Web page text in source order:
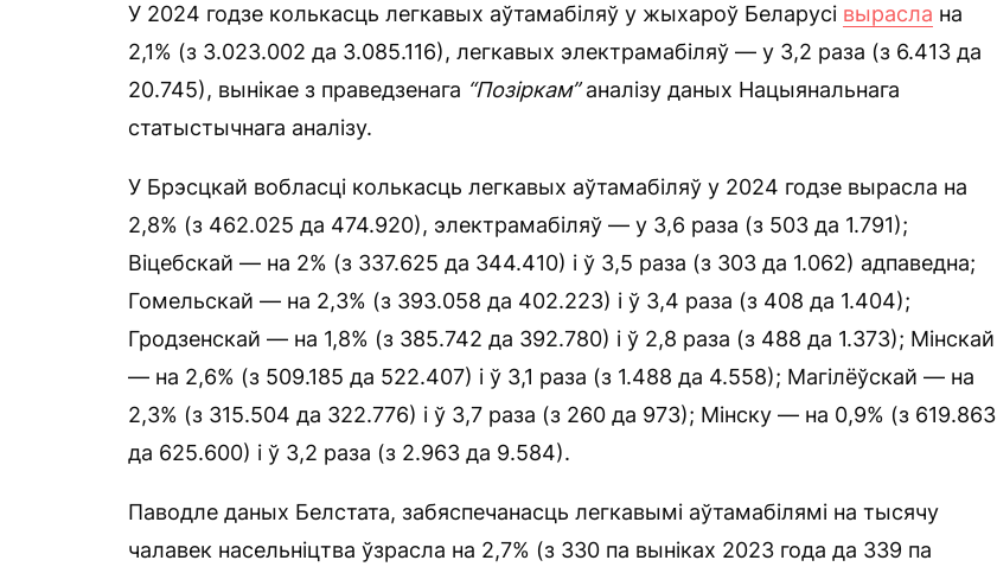
У 2024 годзе колькасць легкавых аўтамабіляў у жыхароў Беларусі вырасла на
2,1% (з 3.023.002 да 3.085.116), легкавых электрамабіляў — у 3,2 раза (з 6.413 да
20.745), вынікае з праведзенага “Позіркам”аналізу даных Нацыянальнага
статыстычнага аналізу.
У Брэсцкай вобласці колькасць легкавых аўтамабіляў у 2024 годзе вырасла на
2,8% (з 462.025 да 474.920), электрамабіляў — у 3,6 раза (з 503 да 1.791);
Віцебскай — на 2% (з 337.625 да 344.410) і ў 3,5 раза (з 303 да 1.062) адпаведна;
Гомельскай — на 2,3% (з 393.058 да 402.223) і ў 3,4 раза (з 408 да 1.404);
Гродзенскай — на 1,8% (з 385.742 да 392.780) і ў 2,8 раза (з 488 да 1.373); Мінскай
— на 2,6% (з 509.185 да 522.407) і ў 3,1 раза (з 1.488 да 4.558); Магілёўскай — на
2,3% (з 315.504 да 322.776) і ў 3,7 раза (з 260 да 973); Мінску — на 0,9% (з 619.863
да 625.600) і ў 3,2 раза (з 2.963 да 9.584).
Паводле даных Белстата, забяспечанасць легкавымі аўтамабілямі на тысячу
чалавек насельніцтва ўзрасла на 2,7% (з 330 па выніках 2023 года да 339 па